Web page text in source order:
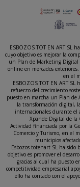
ESBOZOS TOT EN ART SL
cuyo objetivo es mejorar la
un Plan de Marketing Digital
online en mercados
en el
ESBOZOS TOT EN ART SL
refuerzo del crecimiento
puesto en marcha un Plan de
la transformación digital,
internacionales durante el
Xpande Digital de la
Actividad financiada por la
Comercio y Turismo, en el
municipios
Esbozos totenart SL ha sido
objetivo es promover el
gracias al cual ha puesto
competitividad empresarial
ello ha contado con el